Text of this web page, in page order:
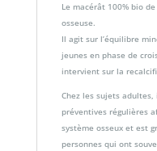
Le macérât 100% bio de
osseuse.
Il agit sur l’équilibre
jeunes en phase de
intervient sur la
Chez les sujets
préventives régulières
système osseux et est
personnes qui ont